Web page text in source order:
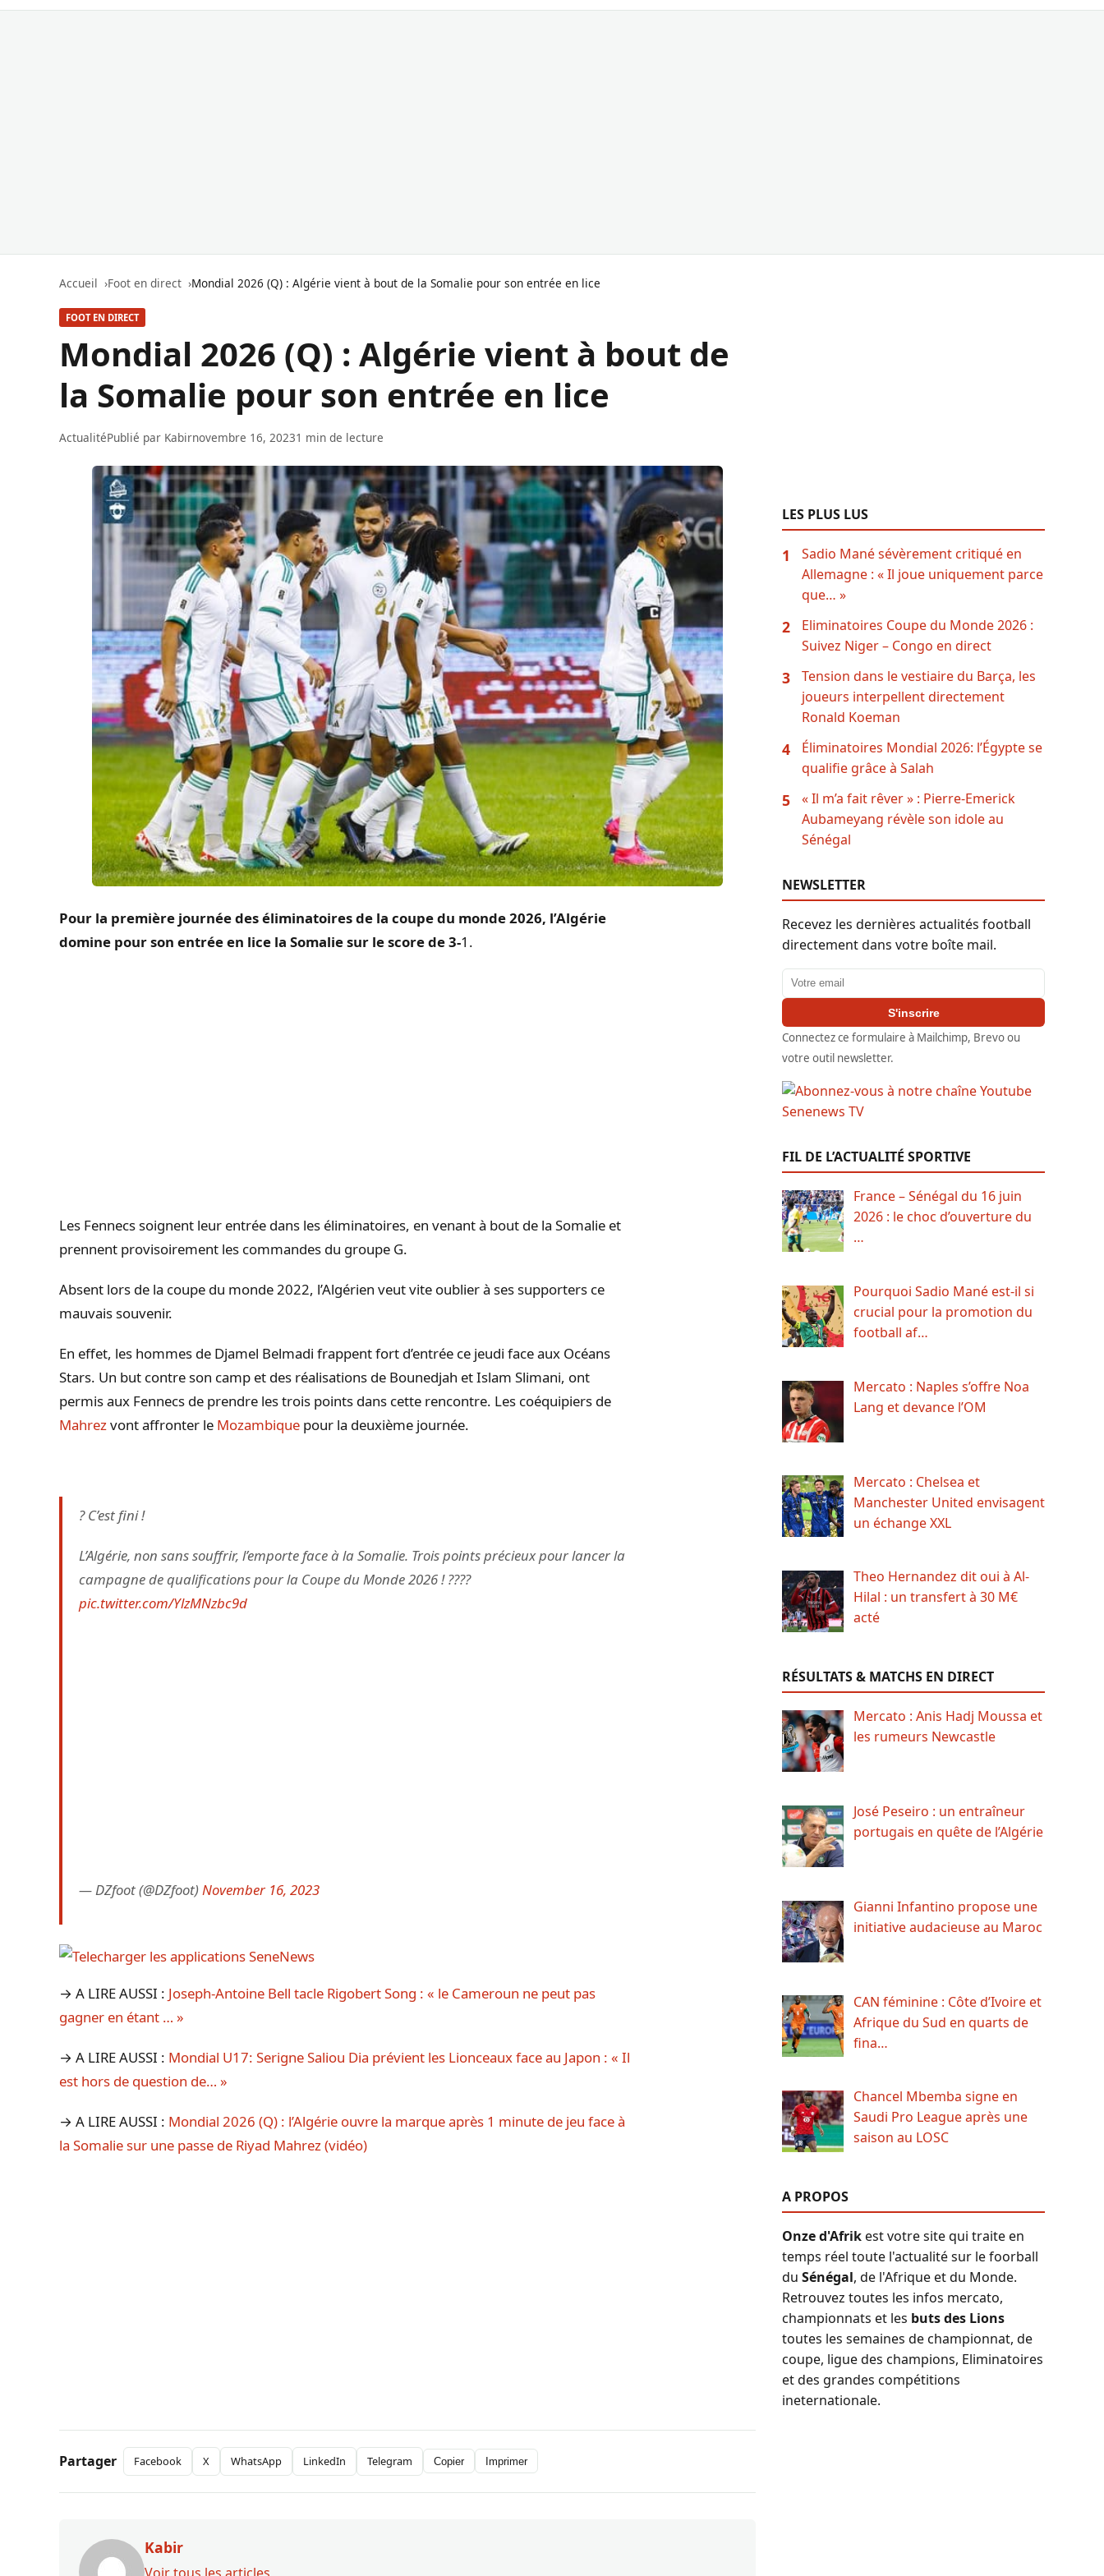
Accueil Foot en direct Mondial 2026 (Q) : Algérie vient à bout de la Somalie pour son entrée en lice
FOOT EN DIRECT
Mondial 2026 (Q) : Algérie vient à bout de
la Somalie pour son entrée en lice
ActualitéPublié par Kabirnovembre 16, 20231 min de lecture
Pour la première journée des éliminatoires de la coupe du monde 2026, l’Algérie
domine pour son entrée en lice la Somalie sur le score de 3-1.
Les Fennecs soignent leur entrée dans les éliminatoires, en venant à bout de la Somalie et
prennent provisoirement les commandes du groupe G.
Absent lors de la coupe du monde 2022, l’Algérien veut vite oublier à ses supporters ce
mauvais souvenir.
En effet, les hommes de Djamel Belmadi frappent fort d’entrée ce jeudi face aux Océans
Stars. Un but contre son camp et des réalisations de Bounedjah et Islam Slimani, ont
permis aux Fennecs de prendre les trois points dans cette rencontre. Les coéquipiers de
Mahrezvont affronter le Mozambique pour la deuxième journée.
? C’est fini !
L’Algérie, non sans souffrir, l’emporte face à la Somalie. Trois points précieux pour lancer la
campagne de qualifications pour la Coupe du Monde 2026 ! ????
pic.twitter.com/YlzMNzbc9d
— DZfoot (@DZfoot)November 16, 2023
→ A LIRE AUSSI : Joseph-Antoine Bell tacle Rigobert Song : « le Cameroun ne peut pas
gagner en étant … »
→ A LIRE AUSSI : Mondial U17: Serigne Saliou Dia prévient les Lionceaux face au Japon : « Il
est hors de question de… »
→ A LIRE AUSSI : Mondial 2026 (Q) : l’Algérie ouvre la marque après 1 minute de jeu face à
la Somalie sur une passe de Riyad Mahrez (vidéo)
Partager Facebook X WhatsApp LinkedIn Telegram Copier Imprimer
Kabir
Voir tous les articles
LES PLUS LUS
1
Sadio Mané sévèrement critiqué en
Allemagne : « Il joue uniquement parce
que… »
2
Eliminatoires Coupe du Monde 2026 :
Suivez Niger – Congo en direct
3
Tension dans le vestiaire du Barça, les
joueurs interpellent directement
Ronald Koeman
4
Éliminatoires Mondial 2026: l’Égypte se
qualifie grâce à Salah
5
« Il m’a fait rêver » : Pierre-Emerick
Aubameyang révèle son idole au
Sénégal
NEWSLETTER
Recevez les dernières actualités football
directement dans votre boîte mail.
Adresse email
S'inscrire
Connectez ce formulaire à Mailchimp, Brevo ou
votre outil newsletter.
FIL DE L’ACTUALITÉ SPORTIVE
France – Sénégal du 16 juin
2026 : le choc d’ouverture du
…
Pourquoi Sadio Mané est-il si
crucial pour la promotion du
football af…
Mercato : Naples s’offre Noa
Lang et devance l’OM
Mercato : Chelsea et
Manchester United envisagent
un échange XXL
Theo Hernandez dit oui à Al-
Hilal : un transfert à 30 M€
acté
RÉSULTATS & MATCHS EN DIRECT
Mercato : Anis Hadj Moussa et
les rumeurs Newcastle
José Peseiro : un entraîneur
portugais en quête de l’Algérie
Gianni Infantino propose une
initiative audacieuse au Maroc
CAN féminine : Côte d’Ivoire et
Afrique du Sud en quarts de
fina…
Chancel Mbemba signe en
Saudi Pro League après une
saison au LOSC
A PROPOS
Onze d'Afrikest votre site qui traite en
temps réel toute l'actualité sur le foorball
du Sénégal, de l'Afrique et du Monde.
Retrouvez toutes les infos mercato,
championnats et les buts des Lions
toutes les semaines de championnat, de
coupe, ligue des champions, Eliminatoires
et des grandes compétitions
ineternationale.